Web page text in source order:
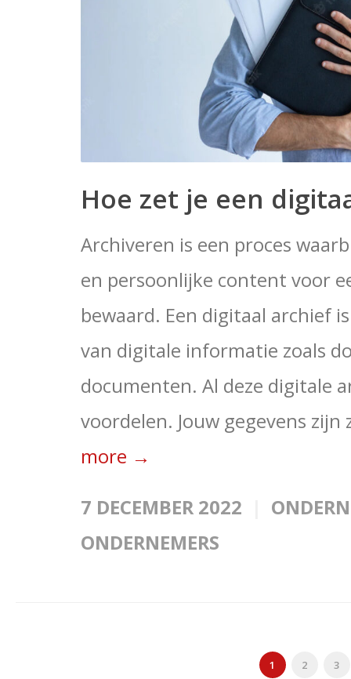
Hoe zet je een
Archiveren is een proces
en persoonlijke content voor
bewaard. Een digitaal archief
van digitale informatie zoals
documenten. Al deze digitale
voordelen. Jouw gegevens
more →
7 DECEMBER 2022
ONDERNEMERS
1 2 3